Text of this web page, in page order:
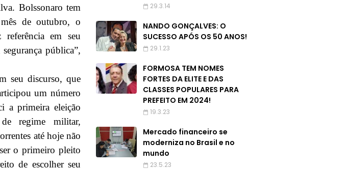
Bolssonaro tem
de outubro, o
em seu
pública”,
seu discurso, que
um número
a primeira eleição
regime militar,
até hoje não
o primeiro pleito
de escolher seu
29.3.14
NANDO GONÇALVES: O
SUCESSO APÓS OS 50 ANOS!
29.1.23
FORMOSA TEM NOMES
FORTES DA ELITE E DAS
CLASSES POPULARES PARA
PREFEITO EM 2024!
19.3.23
Mercado financeiro se
moderniza no Brasil e no
mundo
23.5.23